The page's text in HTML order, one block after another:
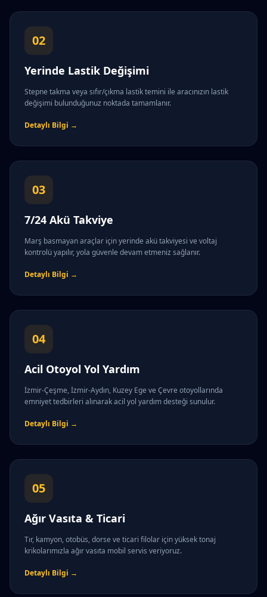
02
Yerinde Lastik Değişimi
Stepne takma veya sıfır/çıkma lastik temini ile aracınızın lastik
değişimi bulunduğunuz noktada tamamlanır.
Detaylı Bilgi →
03
7/24 Akü Takviye
Marş basmayan araçlar için yerinde akü takviyesi ve voltaj
kontrolü yapılır, yola güvenle devam etmeniz sağlanır.
Detaylı Bilgi →
04
Acil Otoyol Yol Yardım
İzmir-Çeşme, İzmir-Aydın, Kuzey Ege ve Çevre otoyollarında
emniyet tedbirleri alınarak acil yol yardım desteği sunulur.
Detaylı Bilgi →
05
Ağır Vasıta & Ticari
Tır, kamyon, otobüs, dorse ve ticari filolar için yüksek tonaj
krikolarımızla ağır vasıta mobil servis veriyoruz.
Detaylı Bilgi →